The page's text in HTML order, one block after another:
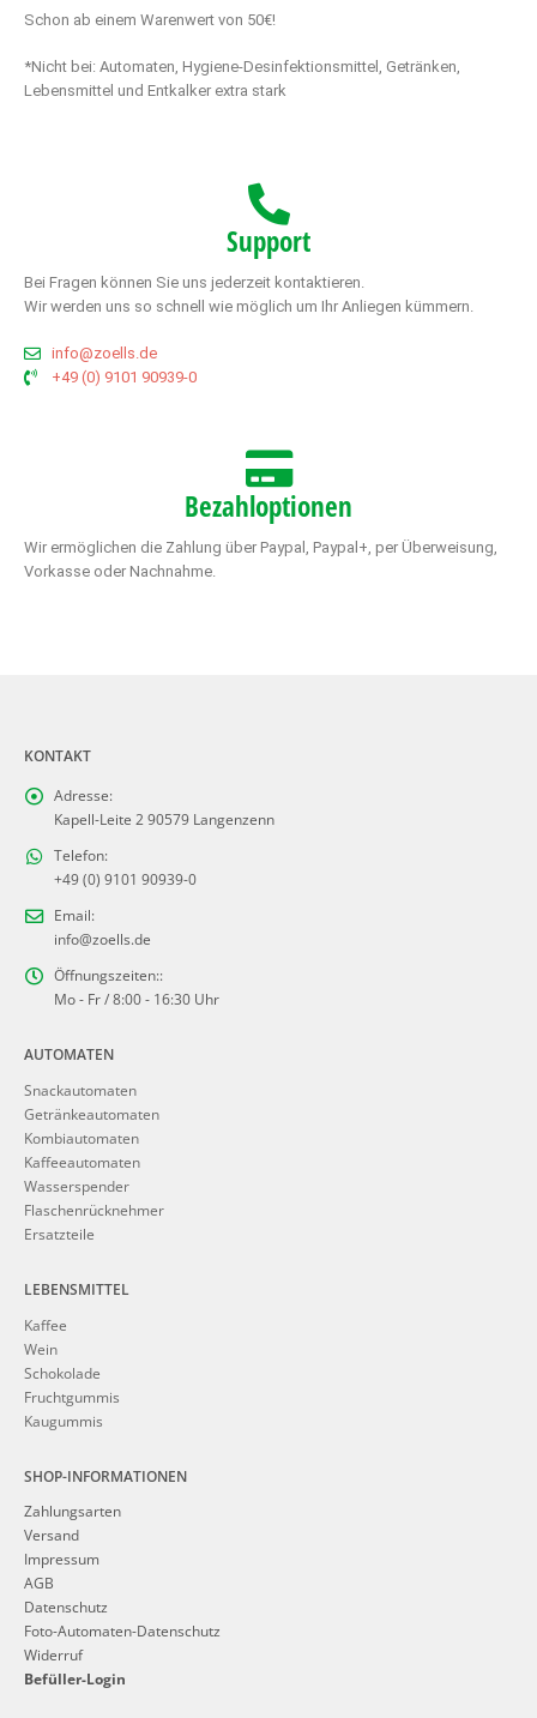
Schon ab einem Warenwert von 50€!
*Nicht bei: Automaten, Hygiene-Desinfektionsmittel, Getränken,
Lebensmittel und Entkalker extra stark
Support
Bei Fragen können Sie uns jederzeit kontaktieren.
Wir werden uns so schnell wie möglich um Ihr Anliegen kümmern.
info@zoells.de
+49 (0) 9101 90939-0
Bezahloptionen
Wir ermöglichen die Zahlung über Paypal, Paypal+, per Überweisung,
Vorkasse oder Nachnahme.
KONTAKT
Adresse:
Kapell-Leite 2 90579 Langenzenn
Telefon:
+49 (0) 9101 90939-0
Email:
info@zoells.de
Öffnungszeiten::
Mo - Fr / 8:00 - 16:30 Uhr
AUTOMATEN
Snackautomaten
Getränkeautomaten
Kombiautomaten
Kaffeeautomaten
Wasserspender
Flaschenrücknehmer
Ersatzteile
LEBENSMITTEL
Kaffee
Wein
Schokolade
Fruchtgummis
Kaugummis
SHOP-INFORMATIONEN
Zahlungsarten
Versand
Impressum
AGB
Datenschutz
Foto-Automaten-Datenschutz
Widerruf
Befüller-Login